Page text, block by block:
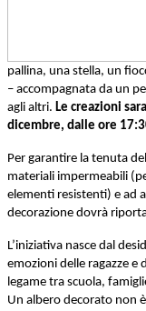
pallina, una stella, un
– accompagnata da un
agli altri. Le creazioni
dicembre, dalle ore
Per garantire la tenuta
materiali impermeabili
elementi resistenti) e ad
decorazione dovrà
L’iniziativa nasce dal
emozioni delle ragazze e
legame tra scuola,
Un albero decorato non